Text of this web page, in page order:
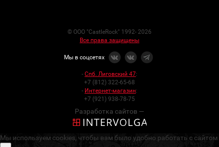
© ООО "CastleRock" 1992- 2026
Все права защищены
Мы в соцсетях
- Спб. Лиговский 47:
+7 (812) 322-65-68
- Интернет-магазин:
+7 (921) 938-78-75
Разработка сайтов —
Мы используем cookies, чтобы вам было удобно работать с сайтом